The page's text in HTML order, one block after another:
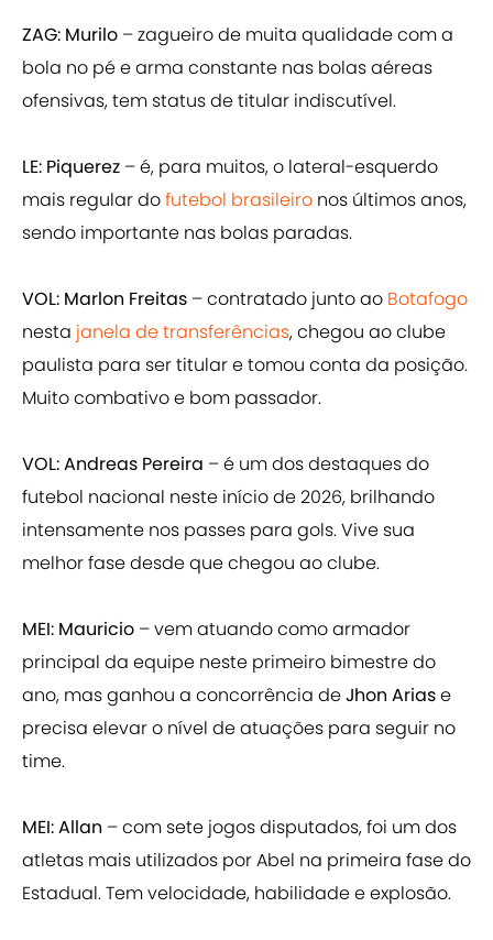
ZAG: Murilo – zagueiro de muita qualidade com a
bola no pé e arma constante nas bolas aéreas
ofensivas, tem status de titular indiscutível.
LE: Piquerez – é, para muitos, o lateral-esquerdo
mais regular dofutebol brasileiro nos últimos anos,
sendo importante nas bolas paradas.
VOL: Marlon Freitas – contratado junto ao Botafogo
nesta janela de transferências, chegou ao clube
paulista para ser titular e tomou conta da posição.
Muito combativo e bom passador.
VOL: Andreas Pereira – é um dos destaques do
futebol nacional neste início de 2026, brilhando
intensamente nos passes para gols. Vive sua
melhor fase desde que chegou ao clube.
MEI: Mauricio – vem atuando como armador
principal da equipe neste primeiro bimestre do
ano, mas ganhou a concorrência deJhon Ariase
precisa elevar o nível de atuações para seguir no
time.
MEI: Allan – com sete jogos disputados, foi um dos
atletas mais utilizados por Abel na primeira fase do
Estadual. Tem velocidade, habilidade e explosão.